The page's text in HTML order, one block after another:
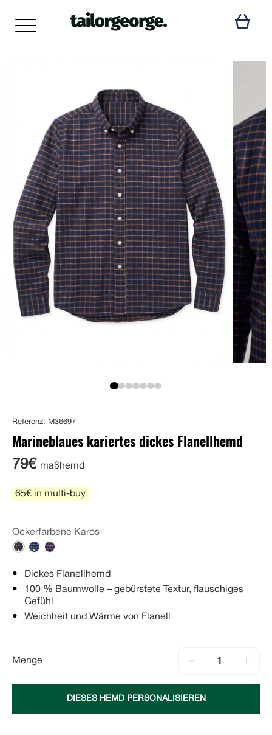
Referenz: M36697
Marineblaues kariertes dickes Flanellhemd
79€ maßhemd
65€ in multi-buy
Ockerfarbene Karos
Dickes Flanellhemd
100 % Baumwolle – gebürstete Textur, flauschiges
Gefühl
Weichheit und Wärme von Flanell
Menge − +
DIESES HEMD PERSONALISIEREN